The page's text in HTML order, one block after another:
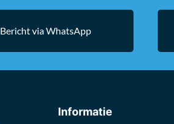
Bericht via WhatsApp
Informatie